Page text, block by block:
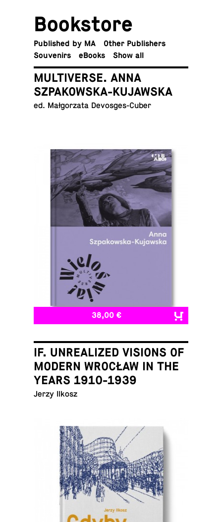
Book­store
Pub­lished by MA
Other Publishers
Sou­venirs
eBooks Show all
MULTIVERSE. ANNA
SZPAKOWSKA-KUJAWSKA
ed. Małgorzata Devosges-Cuber
38,00 €
IF. UNREALIZED VISIONS OF
MODERN WROCŁAW IN THE
YEARS 1910-1939
Jerzy Ilkosz